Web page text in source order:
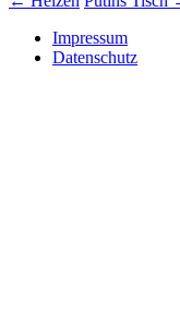
Impressum
Datenschutz